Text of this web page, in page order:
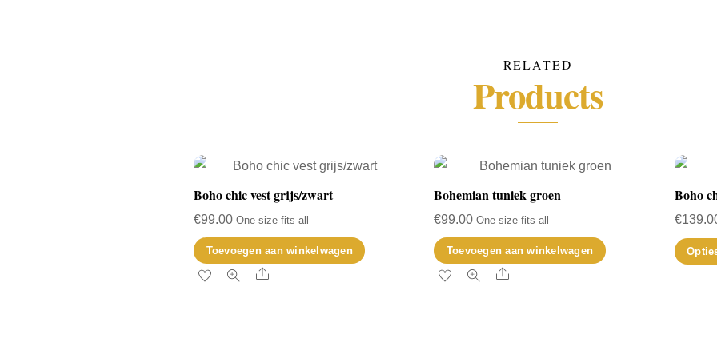
RELATED
Products
Boho chic vest grijs/zwart
€99.00 One size fits all
Toevoegen aan winkelwagen
Share
Bohemian tuniek groen
€99.00 One size fits all
Toevoegen aan winkelwagen
Share
Boho
€